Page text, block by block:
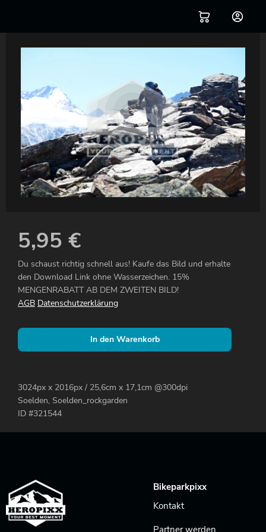
5,95 €
Du schaust richtig schnell aus! Kaufe das Bild und erhalte
den Download Link ohne Wasserzeichen. 15%
MENGENRABATT AB DEM ZWEITEN BILD!
AGB Datenschutzerklärung
In den Warenkorb
3024px x 2016px / 25,6cm x 17,1cm @300dpi
Soelden, Soelden_rockgarden
ID #321544
Bikeparkpixx
Kontakt
Partner werden